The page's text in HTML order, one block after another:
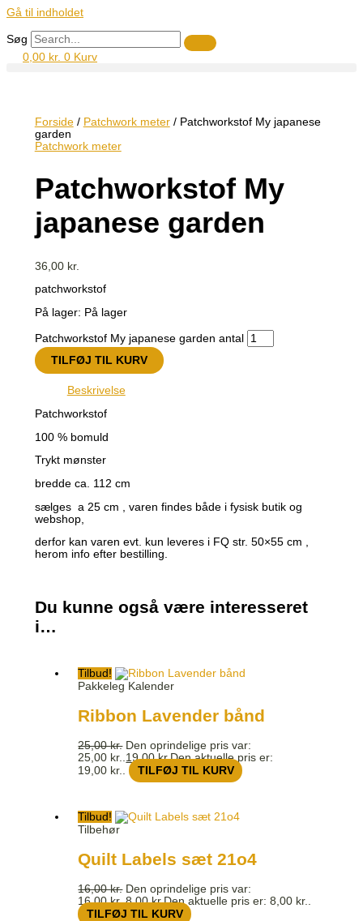
Gå til indholdet
Søg
0,00 kr. 0 Kurv
Forside/ Patchwork meter/ Patchworkstof My japanese
garden
Patchwork meter
Patchworkstof My
japanese garden
36,00 kr.
patchworkstof
På lager: På lager
Patchworkstof My japanese garden antal
TILFØJ TIL KURV
Beskrivelse
Patchworkstof
100 % bomuld
Trykt mønster
bredde ca. 112 cm
sælges a 25 cm , varen findes både i fysisk butik og
webshop,
derfor kan varen evt. kun leveres i FQ str. 50×55 cm ,
herom info efter bestilling.
Du kunne også være interesseret
i…
Tilbud!
Pakkeleg Kalender
Ribbon Lavender bånd
25,00kr. Den oprindelige pris var:
25,00 kr.. 19,00kr.Den aktuelle pris er:
19,00 kr..
TILFØJ TIL KURV
Tilbud!
Tilbehør
Quilt Labels sæt 21o4
16,00kr. Den oprindelige pris var:
16,00 kr..8,00kr.Den aktuelle pris er: 8,00 kr..
TILFØJ TIL KURV